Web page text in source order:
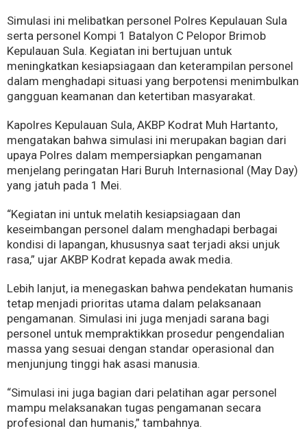
Simulasi ini melibatkan personel Polres Kepulauan Sula
serta personel Kompi 1 Batalyon C Pelopor Brimob
Kepulauan Sula. Kegiatan ini bertujuan untuk
meningkatkan kesiapsiagaan dan keterampilan personel
dalam menghadapi situasi yang berpotensi menimbulkan
gangguan keamanan dan ketertiban masyarakat.
Kapolres Kepulauan Sula, AKBP Kodrat Muh Hartanto,
mengatakan bahwa simulasi ini merupakan bagian dari
upaya Polres dalam mempersiapkan pengamanan
menjelang peringatan Hari Buruh Internasional (May Day)
yang jatuh pada 1 Mei.
“Kegiatan ini untuk melatih kesiapsiagaan dan
keseimbangan personel dalam menghadapi berbagai
kondisi di lapangan, khususnya saat terjadi aksi unjuk
rasa,” ujar AKBP Kodrat kepada awak media.
Lebih lanjut, ia menegaskan bahwa pendekatan humanis
tetap menjadi prioritas utama dalam pelaksanaan
pengamanan. Simulasi ini juga menjadi sarana bagi
personel untuk mempraktikkan prosedur pengendalian
massa yang sesuai dengan standar operasional dan
menjunjung tinggi hak asasi manusia.
“Simulasi ini juga bagian dari pelatihan agar personel
mampu melaksanakan tugas pengamanan secara
profesional dan humanis,” tambahnya.